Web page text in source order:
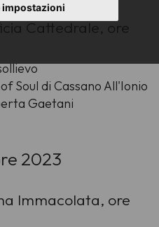
impostazioni
Cattedrale, ore
Soul di Cassano All'Ionio
Gaetani
2023
Immacolata, ore